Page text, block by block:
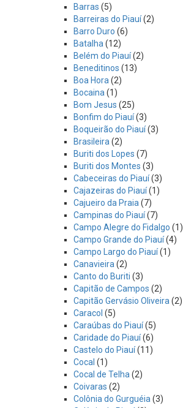
Barras (5)
Barreiras do Piauí(2)
Barro Duro (6)
Batalha (12)
Belém do Piauí(2)
Beneditinos (13)
Boa Hora (2)
Bocaina (1)
Bom Jesus (25)
Bonfim do Piauí(3)
Boqueirão do Piauí(3)
Brasileira (2)
Buriti dos Lopes (7)
Buriti dos Montes (3)
Cabeceiras do Piauí(3)
Cajazeiras do Piauí(1)
Cajueiro da Praia (7)
Campinas do Piauí(7)
Campo Alegre do Fidalgo (1)
Campo Grande do Piauí(4)
Campo Largo do Piauí(1)
Canavieira (2)
Canto do Buriti (3)
Capitão de Campos (2)
Capitão Gervásio Oliveira (2)
Caracol (5)
Caraúbas do Piauí(5)
Caridade do Piauí(6)
Castelo do Piauí(11)
Cocal (1)
Cocal de Telha (2)
Coivaras (2)
Colônia do Gurguéia (3)